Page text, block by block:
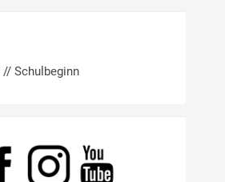
// Schulbeginn